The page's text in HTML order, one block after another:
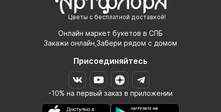
Цветы с бесплатной доставкой!
Онлайн маркет букетов в СПБ
Закажи онлайн,Забери рядом с домом
Присоединяйтесь
-10% на первый заказ в приложении